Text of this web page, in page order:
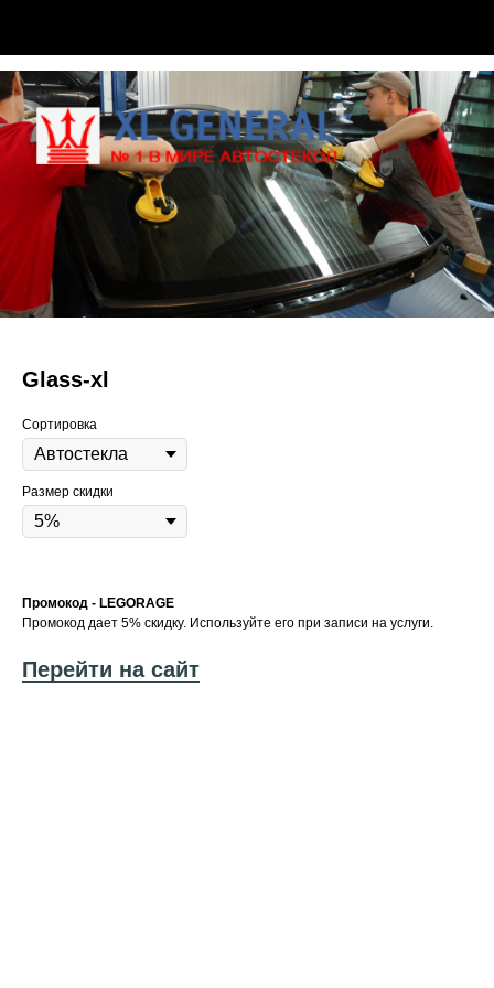
Glass-xl
Сортировка
Размер скидки
Промокод - LEGORAGE
Промокод дает 5% скидку. Используйте его при записи на услуги.
Перейти на сайт